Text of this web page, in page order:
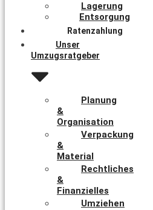
Lagerung
Entsorgung
Ratenzahlung
Unser
Umzugsratgeber
Planung
&
Organisation
Verpackung
&
Material
Rechtliches
&
Finanzielles
Umziehen